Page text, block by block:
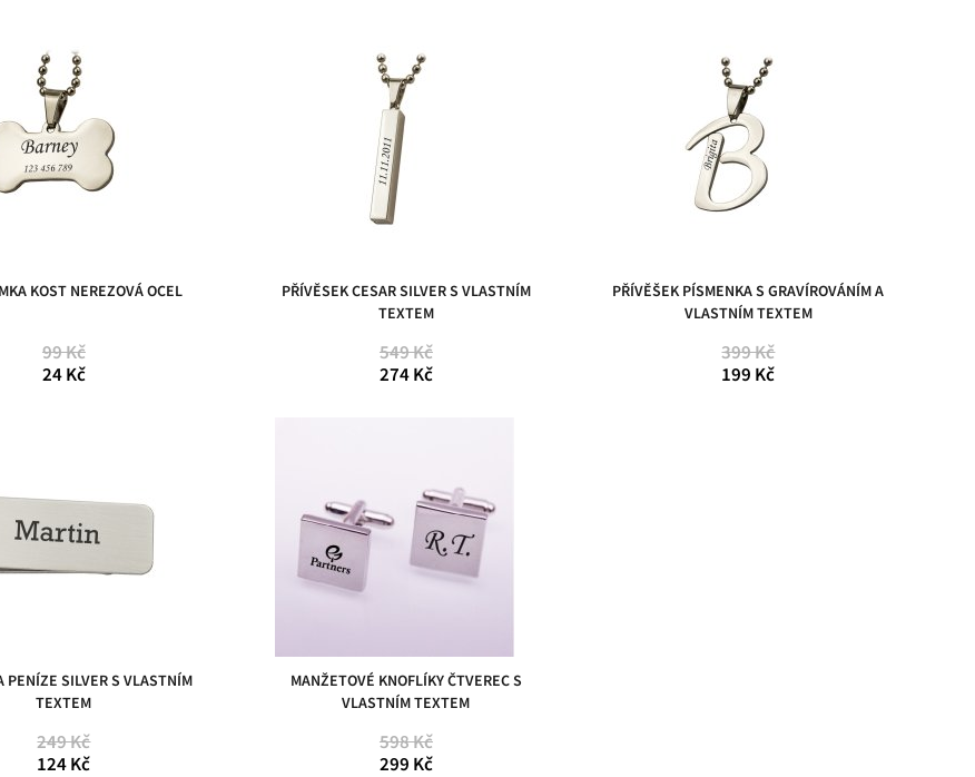
KOST NEREZOVÁ OCEL
99 Kč
24 Kč
PŘÍVĚSEK CESAR SILVER S VLASTNÍM
TEXTEM
549 Kč
274 Kč
PŘÍVĚŠEK PÍSMENKA S GRAVÍROVÁNÍM A
VLASTNÍM TEXTEM
399 Kč
199 Kč
PENÍZE SILVER S VLASTNÍM
TEXTEM
249 Kč
124 Kč
MANŽETOVÉ KNOFLÍKY ČTVEREC S
VLASTNÍM TEXTEM
598 Kč
299 Kč